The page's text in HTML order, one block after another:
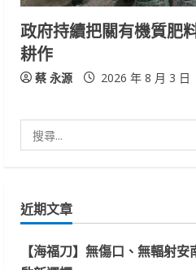
政府持續把關有機質肥
耕作
蔡 永源 2026 年 8 月 3 日
尋
字:
近期文章
【海福刀】無傷口、無輻射